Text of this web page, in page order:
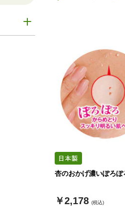
杏のおかげ濃いぽろぽ
￥2,178 (税込)